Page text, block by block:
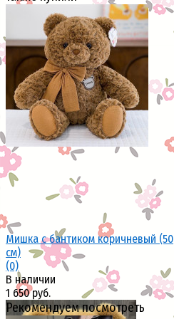
Мишка с бантиком коричневый (50
см)
(0)
В наличии
1 650 руб.
Рекомендуем посмотреть